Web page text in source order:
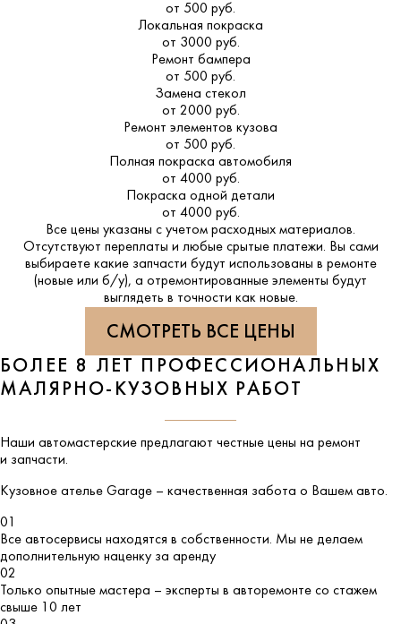
от 500 руб.
Локальная покраска
от 3000 руб.
Ремонт бампера
от 500 руб.
Замена стекол
от 2000 руб.
Ремонт элементов кузова
от 500 руб.
Полная покраска автомобиля
от 4000 руб.
Покраска одной детали
от 4000 руб.
Все цены указаны с учетом расходных материалов.
Отсутствуют переплаты и любые срытые платежи. Вы сами
выбираете какие запчасти будут использованы в ремонте
(новые или б/у), а отремонтированные элементы будут
выглядеть в точности как новые.
СМОТРЕТЬ ВСЕ ЦЕНЫ
БОЛЕЕ 8 ЛЕТ ПРОФЕССИОНАЛЬНЫХ
МАЛЯРНО-КУЗОВНЫХ РАБОТ
Наши автомастерские предлагают честные цены на ремонт
и запчасти.
Кузовное ателье Garage – качественная забота о Вашем авто.
01
Все автосервисы находятся в собственности. Мы не делаем
дополнительную наценку за аренду
02
Только опытные мастера – эксперты в авторемонте со стажем
свыше 10 лет